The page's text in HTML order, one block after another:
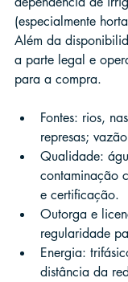
(especialmente
Além da
a parte legal e
para a compra.
Fontes: rios,
represas;
Qualidade:
contaminação
e certificação.
Outorga e
regularidade
Energia:
distância da